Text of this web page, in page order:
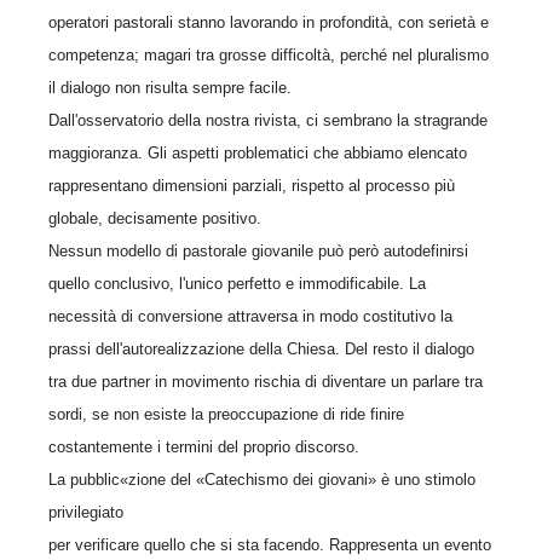
operatori pastorali stanno lavorando in profondità, con serietà e
competenza; magari tra grosse difficoltà, perché nel pluralismo
il dialogo non risulta sempre facile.
Dall'osservatorio della nostra rivista, ci sembrano la stragrande
maggioranza. Gli aspetti problematici che abbiamo elencato
rappresentano dimensioni parziali, rispetto al processo più
globale, decisamente positivo.
Nessun modello di pastorale giovanile può però autodefinirsi
quello conclusivo, l'unico perfetto e immodificabile. La
necessità di conversione attraversa in modo costitutivo la
prassi dell'autorealizzazione della Chiesa. Del resto il dialogo
tra due partner in movimento rischia di diventare un parlare tra
sordi, se non esiste la preoccupazione di ride finire
costantemente i termini del proprio discorso.
La pubblic«zione del «Catechismo dei giovani» è uno stimolo
privilegiato
per verificare quello che si sta facendo. Rappresenta un evento